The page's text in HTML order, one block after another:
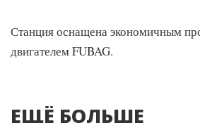
Станция оснащена экономичным
двигателем FUBAG.
ЕЩЁ БОЛЬШЕ